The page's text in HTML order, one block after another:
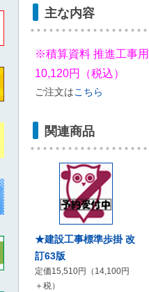
主な内容
※積算資料 推進工事
10,120円（税込）
ご注文はこちら
関連商品
★建設工事標準歩掛 改
訂63版
定価15,510円（14,100円
＋税）